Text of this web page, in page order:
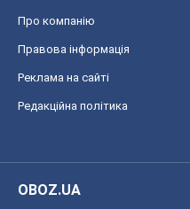
Про компанію
Правова інформація
Реклама на сайті
Редакційна політика
OBOZ.UA